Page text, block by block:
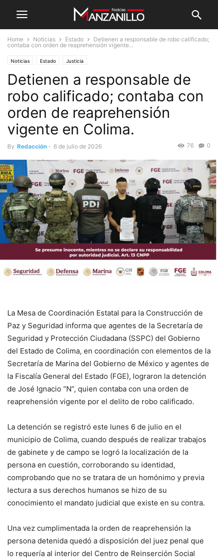
Home Noticias Estado
Detienen a responsable de robo calificado;
contaba con orden de reaprehensión vigente...
Noticias Estado Justicia
Detienen a responsable de
robo calificado; contaba con
orden de reaprehensión
vigente en Colima.
By Redacción - 6 de julio de 2026 0
76
La Mesa de Coordinación Estatal para la Construcción de
Paz y Seguridad informa que agentes de la Secretaría de
Seguridad y Protección Ciudadana (SSPC) del Gobierno
del Estado de Colima, en coordinación con elementos de la
Secretaría de Marina del Gobierno de México y agentes de
la Fiscalía General del Estado (FGE), lograron la detención
de José Ignacio “N”, quien contaba con una orden de
reaprehensión vigente por el delito de robo calificado.
La detención se registró este lunes 6 de julio en el
municipio de Colima, cuando después de realizar trabajos
de gabinete y de campo se logró la localización de la
persona en cuestión, corroborando su identidad,
comprobando que no se tratara de un homónimo y previa
lectura a sus derechos humanos se hizo de su
conocimiento el mandato judicial que existe en su contra.
Una vez cumplimentada la orden de reaprehensión la
persona detenida quedó a disposición del juez penal que
lo requería al interior del Centro de Reinserción Social